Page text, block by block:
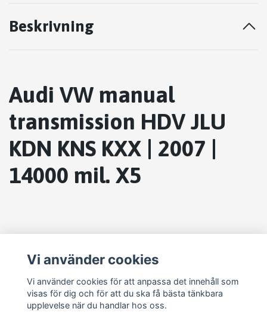
Beskrivning
Audi VW manual
transmission HDV JLU
KDN KNS KXX | 2007 |
14000 mil. X5
Vi använder cookies
Vi använder cookies för att anpassa det innehåll som
visas för dig och för att du ska få bästa tänkbara
upplevelse när du handlar hos oss.